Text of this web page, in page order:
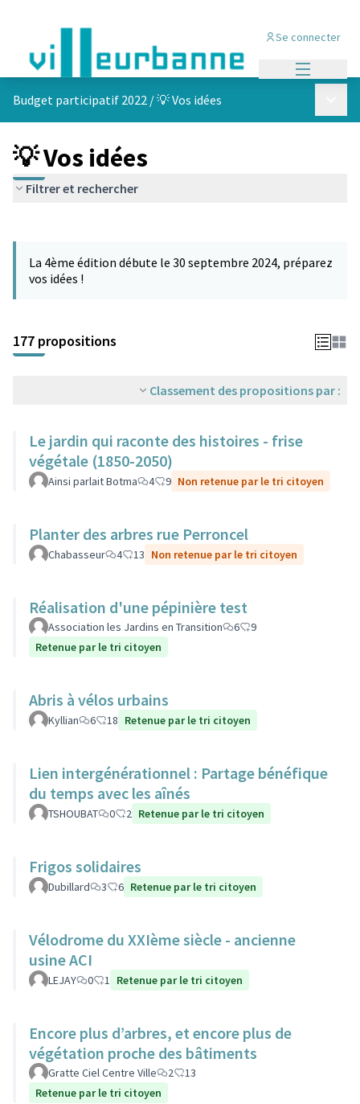
Se connecter
Budget participatif 2022 /💡 Vos idées
💡 Vos idées
Filtrer et rechercher
−
La 4ème édition débute le 30 septembre 2024, préparez
vos idées !
177 propositions
Classement des propositions par :
Le jardin qui raconte des histoires - frise
végétale (1850-2050)
Ainsi parlait Botma 4 9 Non retenue par le tri citoyen
Planter des arbres rue Perroncel
Chabasseur 4 13 Non retenue par le tri citoyen
Réalisation d'une pépinière test
Association les Jardins en Transition 6
9
Retenue par le tri citoyen
Abris à vélos urbains
Kyllian 6 18 Retenue par le tri citoyen
Lien intergénérationnel : Partage bénéfique
du temps avec les aînés
TSHOUBAT 0 2 Retenue par le tri citoyen
Frigos solidaires
Dubillard 3 6 Retenue par le tri citoyen
Vélodrome du XXIème siècle - ancienne
usine ACI
LEJAY 0 1 Retenue par le tri citoyen
Encore plus d’arbres, et encore plus de
végétation proche des bâtiments
Gratte Ciel Centre Ville 2
13
Retenue par le tri citoyen